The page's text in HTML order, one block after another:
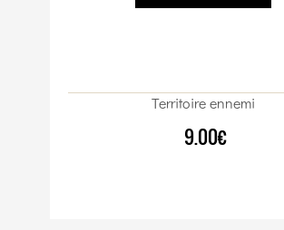
Territoire ennemi
9.00€